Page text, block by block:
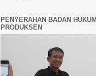
PENYERAHAN BADAN
PRODUKSEN